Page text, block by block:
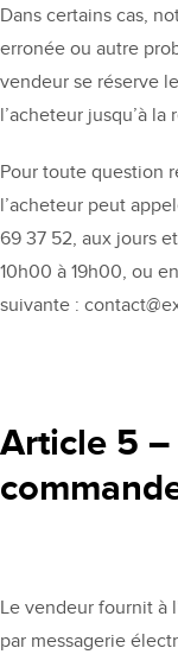
Dans certains cas,
erronée ou autre
vendeur se réserve
l’acheteur jusqu’à
Pour toute question
l’acheteur peut
69 37 52, aux jours
10h00 à 19h00, ou
suivante :
Article 5
Le vendeur fournit à
par messagerie